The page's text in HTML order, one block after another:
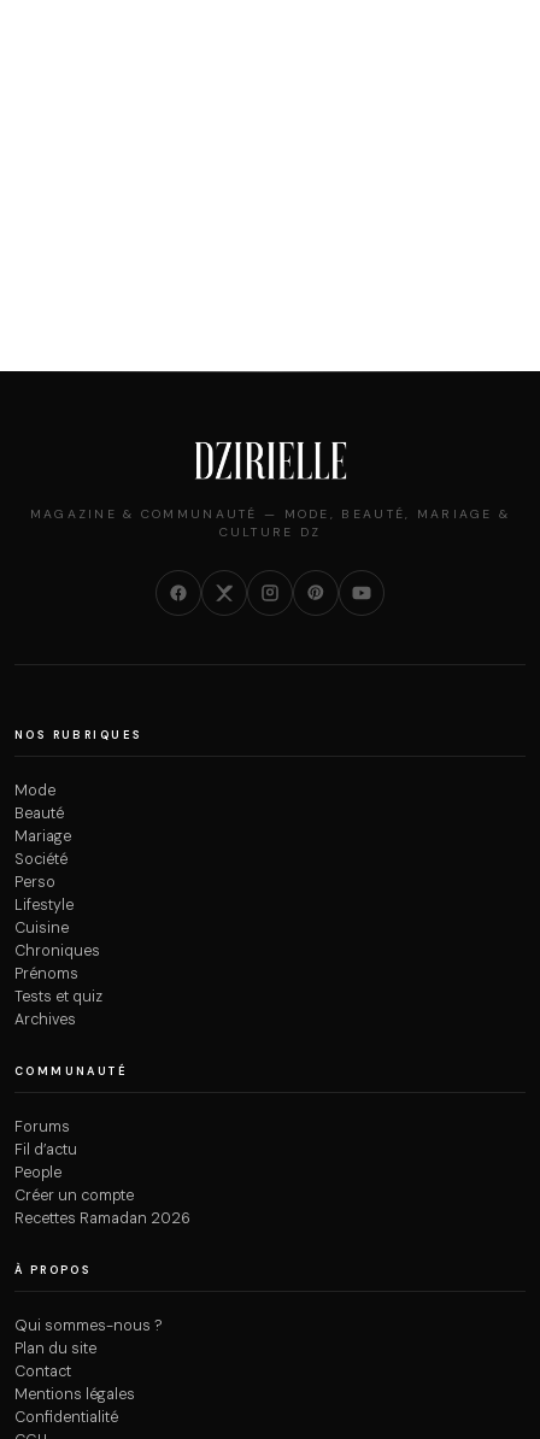
MAGAZINE & COMMUNAUTÉ — MODE, BEAUTÉ, MARIAGE &
CULTURE DZ
NOS RUBRIQUES
Mode
Beauté
Mariage
Société
Perso
Lifestyle
Cuisine
Chroniques
Prénoms
Tests et quiz
Archives
COMMUNAUTÉ
Forums
Fil d’actu
People
Créer un compte
Recettes Ramadan 2026
À PROPOS
Qui sommes-nous ?
Plan du site
Contact
Mentions légales
Confidentialité